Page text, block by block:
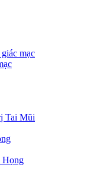
mạc
Tai Mũi
Họng